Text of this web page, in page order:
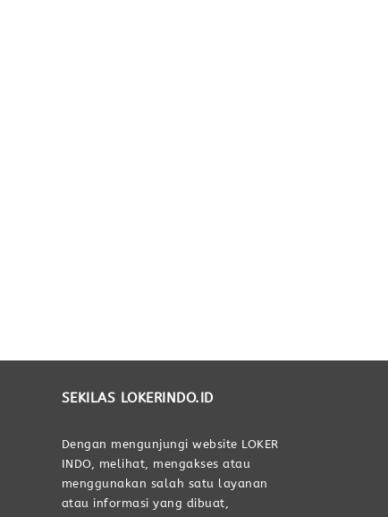
SEKILAS LOKERINDO.ID
Dengan mengunjungi website LOKER
INDO, melihat, mengakses atau
menggunakan salah satu layanan
atau informasi yang dibuat,